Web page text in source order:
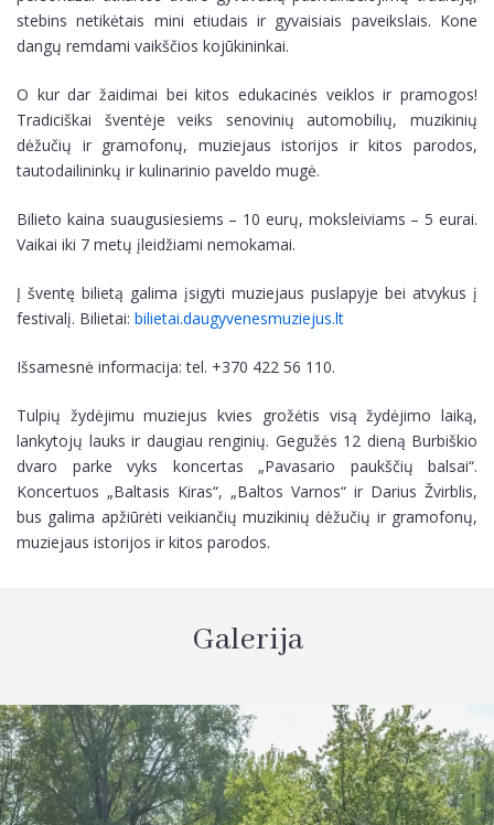
stebins netikėtais mini etiudais ir gyvaisiais paveikslais. Kone
dangų remdami vaikščios kojūkininkai.
O kur dar žaidimai bei kitos edukacinės veiklos ir pramogos!
Tradiciškai šventėje veiks senovinių automobilių, muzikinių
dėžučių ir gramofonų, muziejaus istorijos ir kitos parodos,
tautodailininkų ir kulinarinio paveldo mugė.
Bilieto kaina suaugusiesiems – 10 eurų, moksleiviams – 5 eurai.
Vaikai iki 7 metų įleidžiami nemokamai.
Į šventę bilietą galima įsigyti muziejaus puslapyje bei atvykus į
festivalį. Bilietai: bilietai.daugyvenesmuziejus.lt
Išsamesnė informacija: tel. +370 422 56 110.
Tulpių žydėjimu muziejus kvies grožėtis visą žydėjimo laiką,
lankytojų lauks ir daugiau renginių. Gegužės 12 dieną Burbiškio
dvaro parke vyks koncertas „Pavasario paukščių balsai“.
Koncertuos „Baltasis Kiras“, „Baltos Varnos“ ir Darius Žvirblis,
bus galima apžiūrėti veikiančių muzikinių dėžučių ir gramofonų,
muziejaus istorijos ir kitos parodos.
Galerija